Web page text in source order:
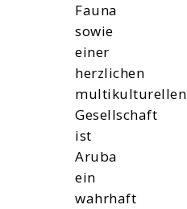
Fauna
sowie
einer
herzlichen
multikulturellen
Gesellschaft
ist
Aruba
ein
wahrhaft